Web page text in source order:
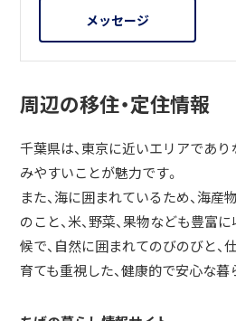
メッセージ
周辺の移住・定住情報
千葉県は、東京に近いエリアであ
みやすいことが魅力です。
また、海に囲まれているため、海
のこと、米、野菜、果物なども豊富
候で、自然に囲まれてのびのびと
育ても重視した、健康的で安心な